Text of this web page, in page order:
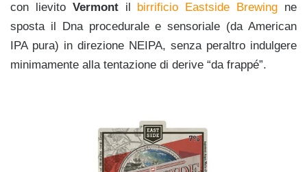
con lievito Vermontil birrificio Eastside Brewing ne
sposta il Dna procedurale e sensoriale (da American
IPA pura) in direzione NEIPA, senza peraltro indulgere
minimamente alla tentazione di derive “da frappé”.